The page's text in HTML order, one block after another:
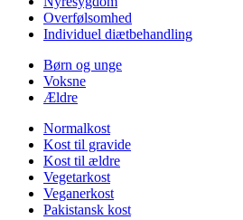
Overfølsomhed
Individuel diætbehandling
Børn og unge
Voksne
Ældre
Normalkost
Kost til gravide
Kost til ældre
Vegetarkost
Veganerkost
Pakistansk kost